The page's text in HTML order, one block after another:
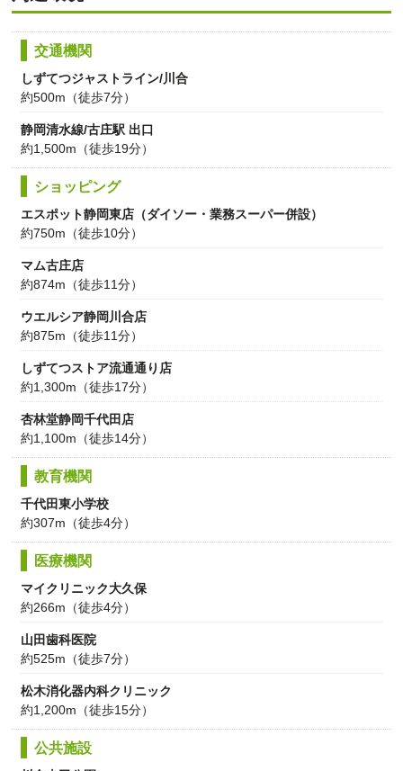
交通機関
しずてつジャストライン/川合
約500m（徒歩7分）
静岡清水線/古庄駅 出口
約1,500m（徒歩19分）
ショッピング
エスポット静岡東店（ダイソー・業務スーパー併設）
約750m（徒歩10分）
マム古庄店
約874m（徒歩11分）
ウエルシア静岡川合店
約875m（徒歩11分）
しずてつストア流通通り店
約1,300m（徒歩17分）
杏林堂静岡千代田店
約1,100m（徒歩14分）
教育機関
千代田東小学校
約307m（徒歩4分）
医療機関
マイクリニック大久保
約266m（徒歩4分）
山田歯科医院
約525m（徒歩7分）
松木消化器内科クリニック
約1,200m（徒歩15分）
公共施設